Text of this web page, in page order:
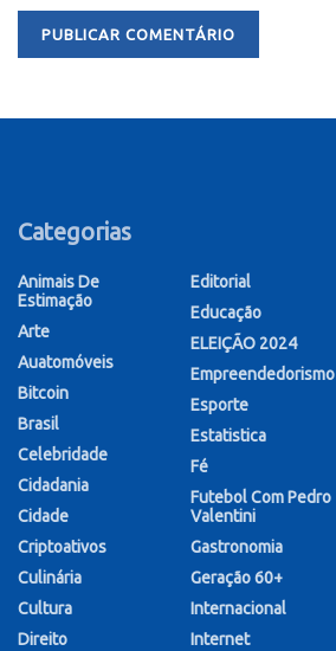
Categorias
Animais De
Estimação
Arte
Auatomóveis
Bitcoin
Brasil
Celebridade
Cidadania
Cidade
Criptoativos
Culinária
Cultura
Direito
Editorial
Educação
ELEIÇÃO 2024
Empreendedorismo
Esporte
Estatistica
Fé
Futebol Com Pedro
Valentini
Gastronomia
Geração 60+
Internacional
Internet